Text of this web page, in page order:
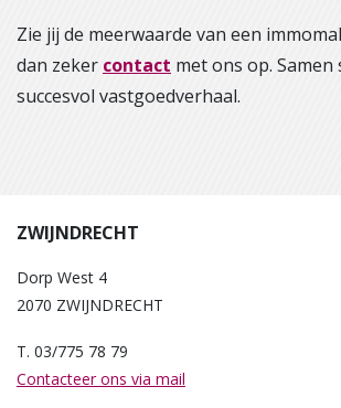
Zie jij de meerwaarde van een
dan zeker contact met ons op. Samen
succesvol vastgoedverhaal.
ZWIJNDRECHT
Dorp West 4
2070 ZWIJNDRECHT
T. 03/775 78 79
Contacteer ons via mail